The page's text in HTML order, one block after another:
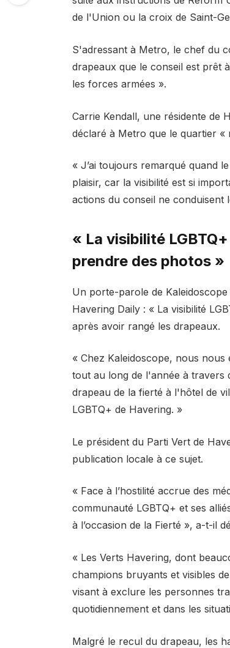
de l'Union ou la croix de Saint-
S'adressant à Metro, le chef du
drapeaux que le conseil est prêt
les forces armées ».
Carrie Kendall, une résidente de
déclaré à Metro que le quartier «
« J’ai toujours remarqué quand
plaisir, car la visibilité est si
actions du conseil ne conduisent
« La visibilité
prendre des photos »
Un porte-parole de
Havering Daily : « La visibilité
après avoir rangé les drapeaux.
« Chez Kaleidoscope, nous
tout au long de l'année à travers
drapeau de la fierté à l'hôtel de
LGBTQ+ de Havering. »
Le président du Parti Vert de
publication locale à ce sujet.
« Face à l’hostilité accrue des
communauté LGBTQ+ et ses
à l’occasion de la Fierté », a-t-il
« Les Verts Havering, dont
champions bruyants et visibles
visant à exclure les personnes
quotidiennement et dans les
Malgré le recul du drapeau, les